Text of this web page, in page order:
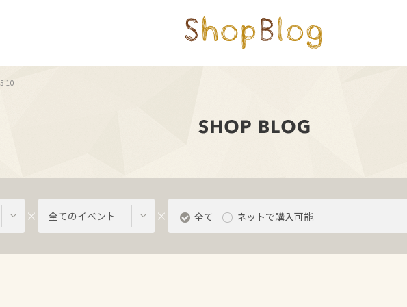
全てのイベント 全て ネットで購入可能